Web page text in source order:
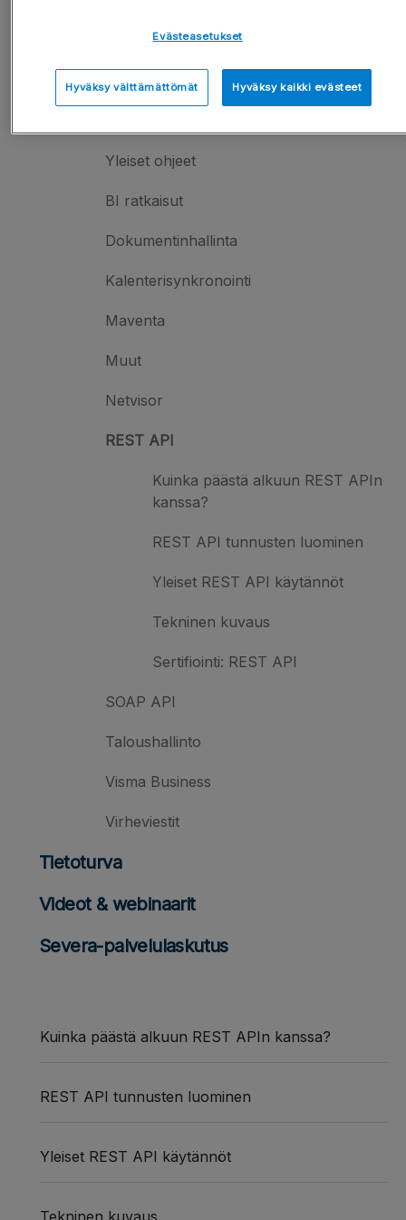
Käyttäjien hallinta
Asetukset & käyttöoikeudet
Yleiset ohjeet
BI ratkaisut
Dokumentinhallinta
Kalenterisynkronointi
Maventa
Muut
Netvisor
REST API
Kuinka päästä alkuun REST APIn
kanssa?
REST API tunnusten luominen
Yleiset REST API käytännöt
Tekninen kuvaus
Sertifiointi: REST API
SOAP API
Taloushallinto
Visma Business
Virheviestit
Tietoturva
Videot & webinaarit
Severa-palvelulaskutus
Kuinka päästä alkuun REST APIn kanssa?
REST API tunnusten luominen
Yleiset REST API käytännöt
Tekninen kuvaus
Evästeasetukset
Hyväksy välttämättömät Hyväksy kaikki evästeet